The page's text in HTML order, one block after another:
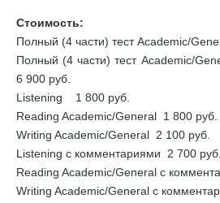
Стоимость:
Полный (4 части) тест Academic/
Полный (4 части) тест Academic/
6 900 руб.
Listening 1 800 руб.
Reading Academic/General 1 800 руб.
Writing Academic/General 2 100 руб.
Listening с комментариями 2 700 руб.
Reading Academic/General с
Writing Academic/General с